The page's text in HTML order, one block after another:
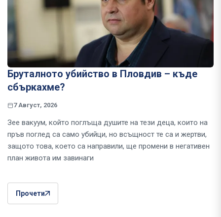
Бруталното убийство в Пловдив – къде
сбъркахме?
7 Август, 2026
Зее вакуум, който поглъща душите на тези деца, които на
пръв поглед са само убийци, но всъщност те са и жертви,
защото това, което са направили, ще промени в негативен
план живота им завинаги
Прочети